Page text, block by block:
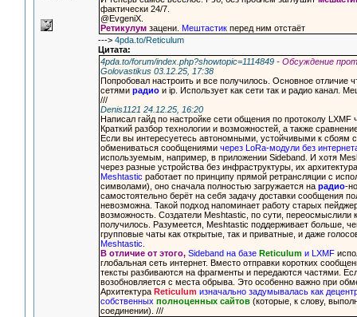
фактически 24/7.
@EvgeniX.
Ретикулум зацени. Мештастик перед ним отстаёт
---> 4pda.to/Reticulum
Цитата:
4pda.to/forum/index.php?showtopic=1114849 - Обсуждение
Golovastikus 03.12.25, 17:38
Попробовал настроить и все получилось. Основное
сетями радио и ip. Использует как сети так и радио канал.
///
Denis1121 24.12.25, 16:20
Написал гайд по настройке сети общения по протоколу
Краткий разбор технологии и возможностей, а также
Если вы интересуетесь автономными, устойчивыми к
обмениваться сообщениями через LoRa-модули без
используемым, например, в приложении Sideband. И хотя
через разные устройства без инфраструктуры, их
Meshtastic работает по принципу прямой ретрансляции с
символами), оно сначала полностью загружается на радио-
самостоятельно берёт на себя задачу доставки сообщения
невозможна. Такой подход напоминает работу старых
возможность. Создатели Meshtastic, по сути,
получилось. Разумеется, Meshtastic поддерживает больше,
групповые чаты как открытые, так и приватные, и даже
Meshtastic
В отличие от этого, Sideband на базе Reticulum и LXMF
глобальная сеть интернет. Вместо отправки коротких
тексты разбиваются на фрагменты и передаются частями.
возобновляется с места обрыва. Это особенно важно при
Архитектура Reticulum изначально задумывалась как
собственных полноценных сайтов (которые, к слову,
соединении). ///